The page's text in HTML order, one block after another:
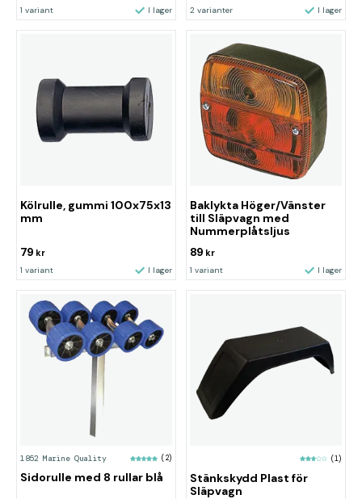
1 variant I lager 2 varianter I lager
Kölrulle, gummi 100x75x13
mm
79 kr
1 variant I lager
Baklykta Höger/Vänster
till Släpvagn med
Nummerplåtsljus
89 kr
1 variant I lager
1852 Marine Quality (2)
Sidorulle med 8 rullar blå
(1)
Stänkskydd Plast för
Släpvagn